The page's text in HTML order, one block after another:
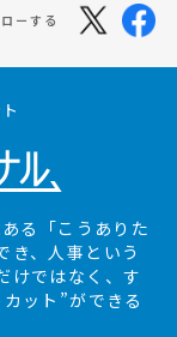
ーする
る
「こうありた
、 人事という
ではなく、 す
ット”ができる